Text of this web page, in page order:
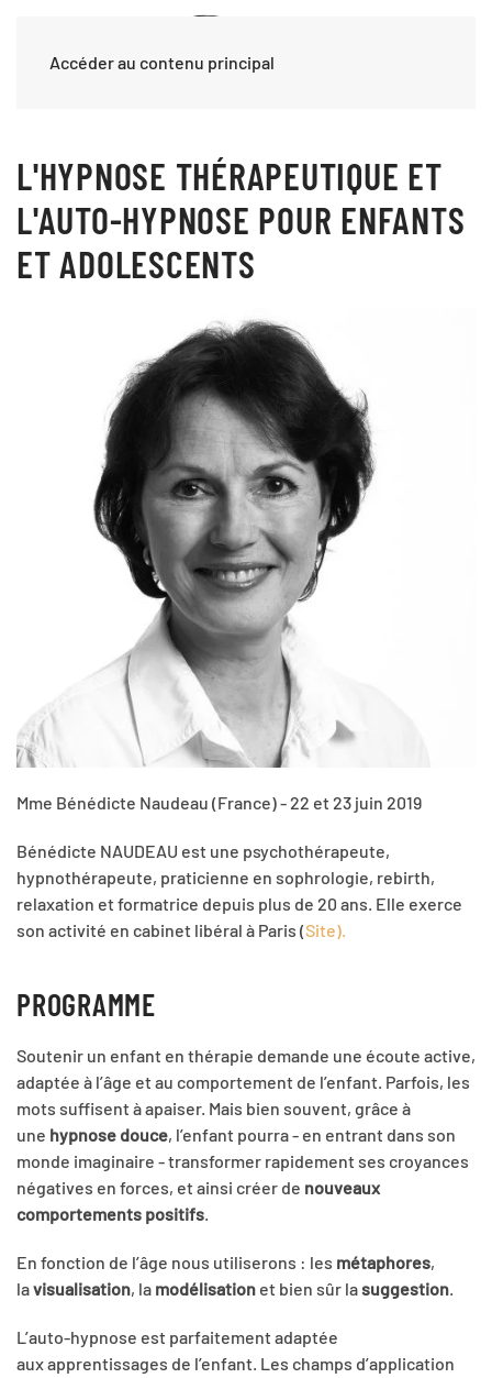
Accéder au contenu principal
L'HYPNOSE THÉRAPEUTIQUE ET
L'AUTO-HYPNOSE POUR ENFANTS
ET ADOLESCENTS
Mme Bénédicte Naudeau (France) - 22 et 23 juin 2019
Bénédicte NAUDEAU est une psychothérapeute,
hypnothérapeute, praticienne en sophrologie, rebirth,
relaxation et formatrice depuis plus de 20 ans. Elle exerce
son activité en cabinet libéral à Paris (Site).
PROGRAMME
Soutenir un enfant en thérapie demande une écoute active,
adaptée à l’âge et au comportement de l’enfant. Parfois, les
mots suffisent à apaiser. Mais bien souvent, grâce à
une hypnose douce, l’enfant pourra - en entrant dans son
monde imaginaire - transformer rapidement ses croyances
négatives en forces, et ainsi créer de nouveaux
comportements positifs.
En fonction de l’âge nous utiliserons : les métaphores,
lavisualisation, la modélisation et bien sûr lasuggestion.
L’auto-hypnose est parfaitement adaptée
aux apprentissages de l’enfant. Les champs d’application